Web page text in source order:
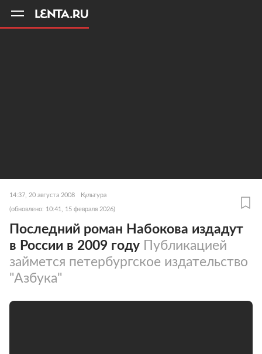
14:37, 20 августа 2008 Культура
(обновлено: 10:41, 15 февраля 2026)
Последний роман Набокова издадут
в России в 2009 году Публикацией
займется петербургское издательство
"Азбука"